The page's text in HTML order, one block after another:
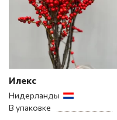
Илекс
Нидерланды
В упаковке